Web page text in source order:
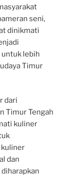
seni,
dinikmati
untuk lebih
Timur
dari
Timur Tengah
kuliner
kuliner
dan